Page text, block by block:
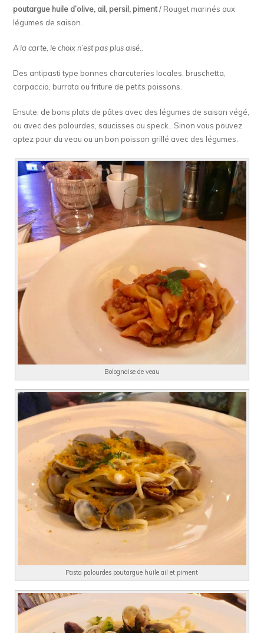
poutargue huile d’olive, ail, persil, piment/ Rouget marinés aux
légumes de saison.
A la carte, le choix n’est pas plus aisé..
Des antipasti type bonnes charcuteries locales, bruschetta,
carpaccio, burrata ou friture de petits poissons.
Ensute, de bons plats de pâtes avec des légumes de saison végé,
ou avec des palourdes, saucisses ou speck.. Sinon vous pouvez
optez pour du veau ou un bon poisson grillé avec des légumes.
Bolognaise de veau
Pasta palourdes poutargue huile ail et piment